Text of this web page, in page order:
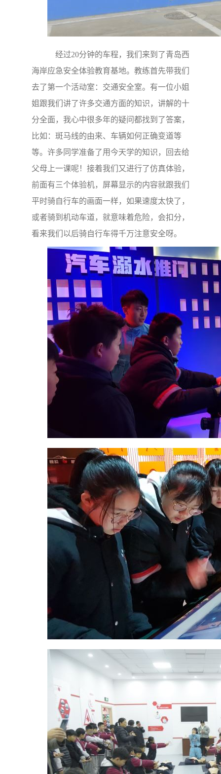
经过20分钟的车程，我们来到了青岛西
海岸应急安全体验教育基地。教练首先带我们
去了第一个活动室：交通安全室。有一位小姐
姐跟我们讲了许多交通方面的知识，讲解的十
分全面，我心中很多年的疑问都找到了答案，
比如：斑马线的由来、车辆如何正确变道等
等。许多同学准备了用今天学的知识，回去给
父母上一课呢！接着我们又进行了仿真体验，
前面有三个体验机，屏幕显示的内容就跟我们
平时骑自行车的画面一样，如果速度太快了，
或者骑到机动车道，就意味着危险，会扣分，
看来我们以后骑自行车得千万注意安全呀。